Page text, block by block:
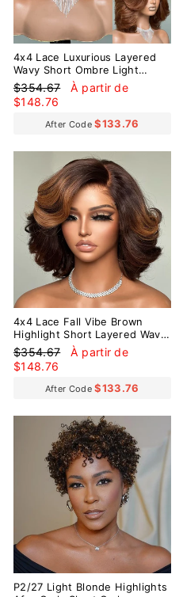
4x4 Lace Luxurious Layered
Wavy Short Ombre Light
Brown Glueless Wig
Prix
régulier
$354.67
Prix
À partir de
$148.76
After Code$133.76
4x4 Lace Fall Vibe Brown
Highlight Short Layered Wavy
Glueless Wig
Prix
régulier
$354.67
Prix
À partir de
$148.76
After Code$133.76
P2/27 Light Blonde Highlights